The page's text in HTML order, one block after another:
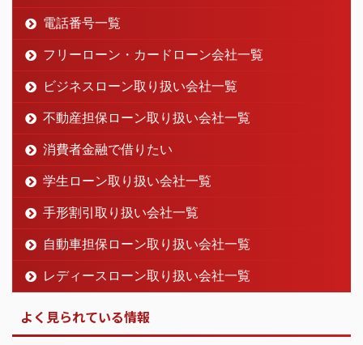
電話番号一覧
フリーローン・カードローン会社一覧
ビジネスローン取り扱い会社一覧
不動産担保ローン取り扱い会社一覧
消費者金融で借りたい
学生ローン取り扱い会社一覧
手形割引取り扱い会社一覧
自動車担保ローン取り扱い会社一覧
レディースローン取り扱い会社一覧
よく見られている情報